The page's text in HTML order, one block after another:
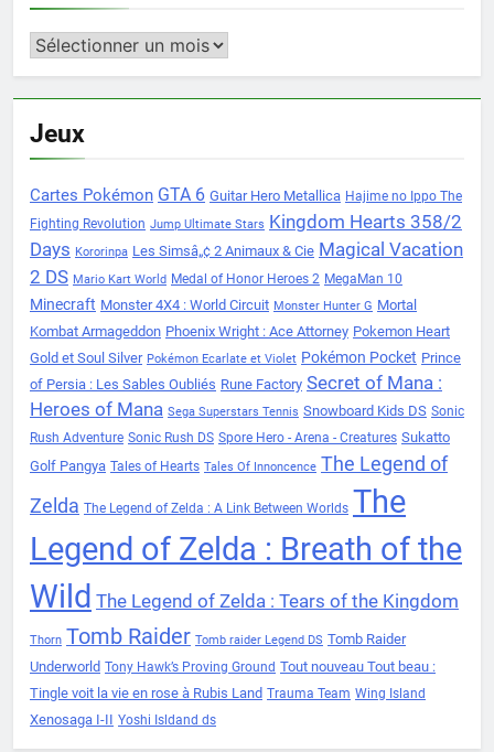
Archives
Jeux
Cartes Pokémon GTA 6 Guitar Hero Metallica Hajime no Ippo The
Fighting Revolution Jump Ultimate Stars Kingdom Hearts 358/2
Days Kororinpa Les Simsâ„¢ 2 Animaux & Cie Magical Vacation
2 DS Mario Kart World Medal of Honor Heroes 2 MegaMan 10
Minecraft Monster 4X4 : World Circuit Monster Hunter G Mortal
Kombat Armageddon Phoenix Wright : Ace Attorney Pokemon Heart
Gold et Soul Silver Pokémon Ecarlate et Violet Pokémon Pocket Prince
of Persia : Les Sables Oubliés Rune Factory Secret of Mana :
Heroes of Mana Sega Superstars Tennis Snowboard Kids DS Sonic
Rush Adventure Sonic Rush DS Spore Hero - Arena - Creatures Sukatto
Golf Pangya Tales of Hearts Tales Of Innoncence The Legend of
Zelda The Legend of Zelda : A Link Between Worlds The
Legend of Zelda : Breath of the
Wild The Legend of Zelda : Tears of the Kingdom
Thorn Tomb Raider Tomb raider Legend DS Tomb Raider
Underworld Tony Hawk’s Proving Ground Tout nouveau Tout beau :
Tingle voit la vie en rose à Rubis Land Trauma Team Wing Island
Xenosaga I-II Yoshi Isldand ds